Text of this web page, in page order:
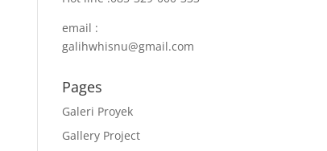
email :
galihwhisnu@gmail.com
Pages
Galeri Proyek
Gallery Project